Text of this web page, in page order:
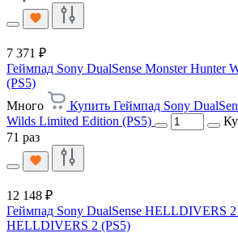
7 371 ₽
Геймпад Sony DualSense Monster Hunter
(PS5)
Много
Купить Геймпад Sony
Wilds Limited Edition (PS5)
71 раз
12 148 ₽
Геймпад Sony DualSense HELLDIVERS 2
HELLDIVERS 2 (PS5)